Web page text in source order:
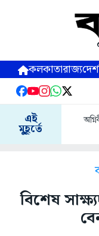
কলকাতারাজ্যদেশ
এই
মুহূর্তে
বিশেষ